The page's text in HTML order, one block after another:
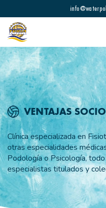
VENTAJAS
Clínica especializada en
otras especialidades
Podología o Psicología,
especialistas titulados y